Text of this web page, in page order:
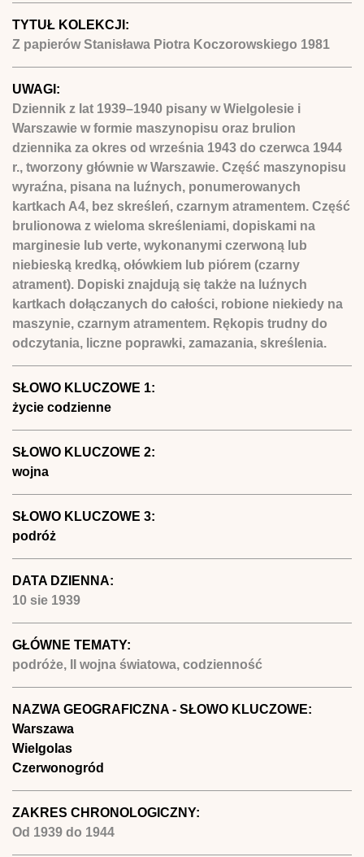
TYTUŁ KOLEKCJI:
Z papierów Stanisława Piotra Koczorowskiego 1981
UWAGI:
Dziennik z lat 1939–1940 pisany w Wielgolesie i
Warszawie w formie maszynopisu oraz brulion
dziennika za okres od września 1943 do czerwca 1944
r., tworzony głównie w Warszawie. Część maszynopisu
wyraźna, pisana na luźnych, ponumerowanych
kartkach A4, bez skreśleń, czarnym atramentem. Część
brulionowa z wieloma skreśleniami, dopiskami na
marginesie lub verte, wykonanymi czerwoną lub
niebieską kredką, ołówkiem lub piórem (czarny
atrament). Dopiski znajdują się także na luźnych
kartkach dołączanych do całości, robione niekiedy na
maszynie, czarnym atramentem. Rękopis trudny do
odczytania, liczne poprawki, zamazania, skreślenia.
SŁOWO KLUCZOWE 1:
życie codzienne
SŁOWO KLUCZOWE 2:
wojna
SŁOWO KLUCZOWE 3:
podróż
DATA DZIENNA:
10 sie 1939
GŁÓWNE TEMATY:
podróże, II wojna światowa, codzienność
NAZWA GEOGRAFICZNA - SŁOWO KLUCZOWE:
Warszawa
Wielgolas
Czerwonogród
ZAKRES CHRONOLOGICZNY:
Od 1939 do 1944